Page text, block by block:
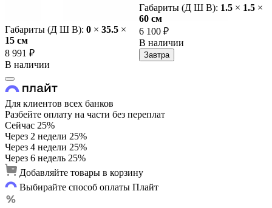
Габариты (Д Ш В): 0 × 35.5 ×
15 cм
8 991 ₽
В наличии
Габариты (Д Ш В): 1.5 × 1.5 ×
60 cм
6 100 ₽
В наличии
Завтра
Для клиентов всех банков
Разбейте оплату на части без переплат
Сейчас 25%
Через 2 недели 25%
Через 4 недели 25%
Через 6 недель 25%
Добавляйте товары в корзину
Выбирайте способ оплаты Плайт